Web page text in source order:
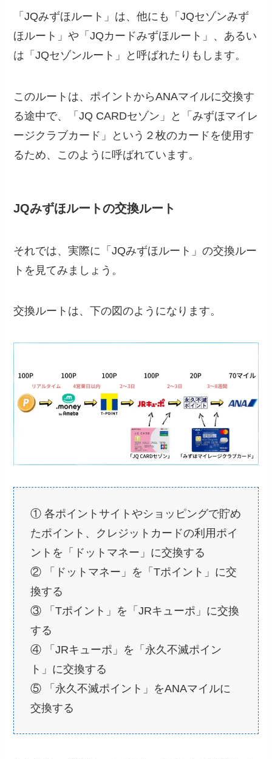
「JQみずほルート」は、他にも「JQセゾンみず
ほルート」や「JQカードみずほルート」、あるい
は「JQセゾンルート」と呼ばれたりもします。
このルートは、ポイントからANAマイルに交換す
る途中で、「JQ CARDセゾン」と「みずほマイレ
ージクラブカード」という２枚のカードを使用す
るため、このように呼ばれています。
JQみずほルートの交換ルート
それでは、実際に「JQみずほルート」の交換ルー
トを見てみましょう。
交換ルートは、下の図のようになります。
① 各ポイントサイトやショッピングで貯め
たポイント、クレジットカードの利用ポイ
ントを「ドットマネー」に交換する
② 「ドットマネー」を「Tポイント」に交
換する
③ 「Tポイント」を「JRキューポ」に交換
する
④ 「JRキューポ」を「永久不滅ポイン
ト」に交換する
⑤ 「永久不滅ポイント」をANAマイルに
交換する